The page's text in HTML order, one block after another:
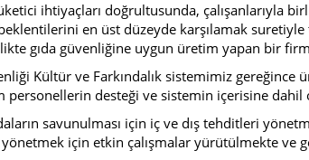
ihtiyaçları doğrultusunda, çalışanlarıyla
en üst düzeyde karşılamak
gıda güvenliğine uygun üretim yapan bir
Kültür ve Farkındalık sistemimiz
personellerin desteği ve sistemin içerisine
savunulması için iç ve dış tehditleri
için etkin çalışmalar yürütülmekte ve